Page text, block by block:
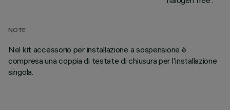
NOTE
Nel kit accessorio per installazione a sospensione è
compresa una coppia di testate di chiusura per l'installazione
singola.